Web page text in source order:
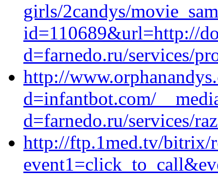
girls/2candys/
id=110689&url=http://
d=farnedo.ru/services/
http://
d=infantbot.com/
d=farnedo.ru/services/
http://ftp.1med.tv/bitrix/